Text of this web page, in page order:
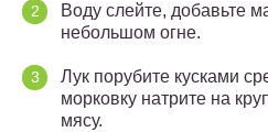
Воду слейте, добавьте
небольшом огне.
Лук порубите кусками
морковку натрите на
мясу.